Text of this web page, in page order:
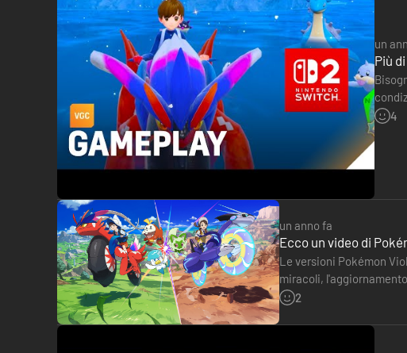
un
Più
dei4
un anno fa
Ecco un video di
Le versioni Pokémon
miracoli,
sua ultima console.…
2